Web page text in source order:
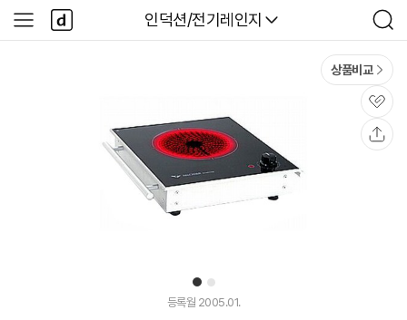
다나와
인덕션/전기레인지
검
색
사
이
다
나
와
1 2
상품비교
관
심
등록월 2005.01.